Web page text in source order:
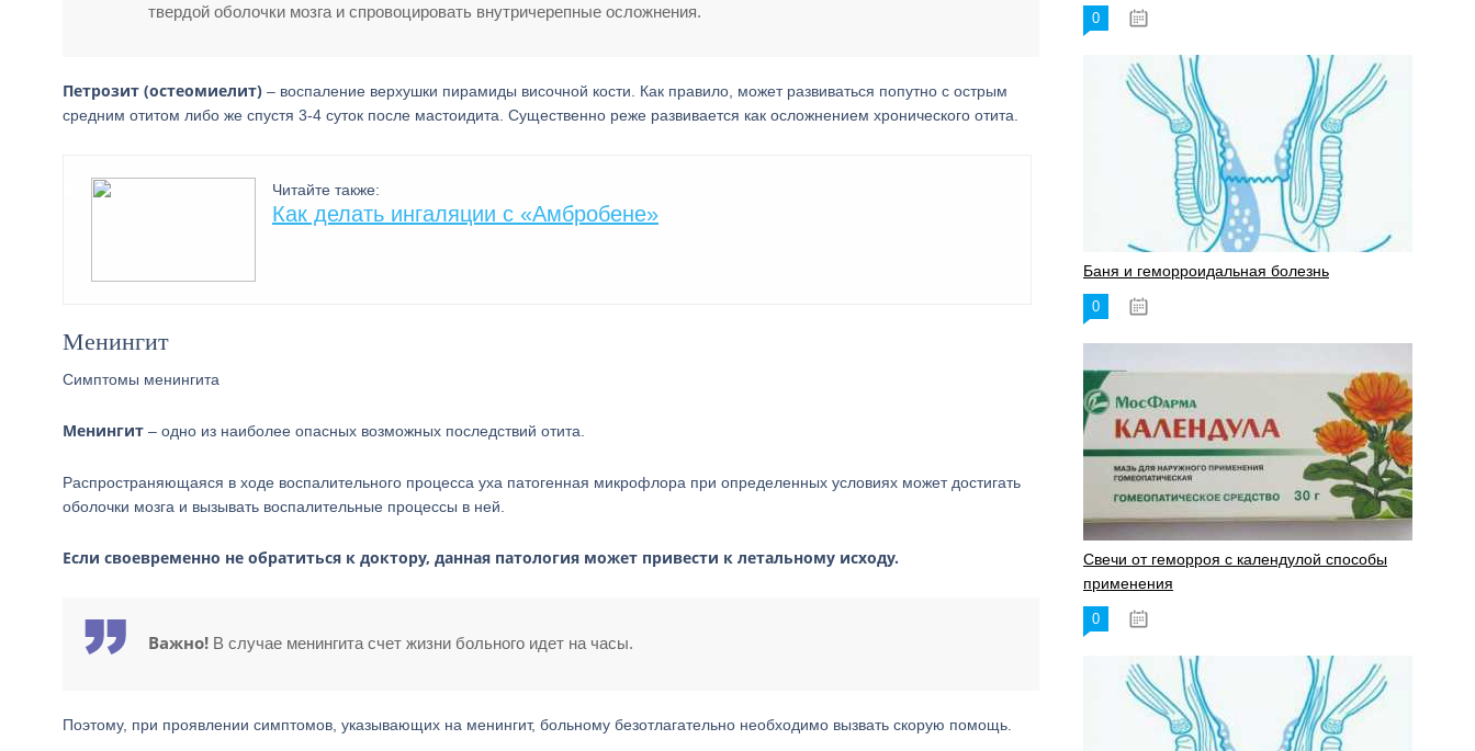
твердой оболочки мозга и спровоцировать внутричерепные осложнения.
Петрозит (остеомиелит) – воспаление верхушки пирамиды височной кости. Как правило, может развиваться попутно с острым
средним отитом либо же спустя 3-4 суток после мастоидита. Существенно реже развивается как осложнением хронического отита.
Читайте также:
Как делать ингаляции с «Амбробене»
Менингит
Симптомы менингита
Менингит – одно из наиболее опасных возможных последствий отита.
Распространяющаяся в ходе воспалительного процесса уха патогенная микрофлора при определенных условиях может достигать
оболочки мозга и вызывать воспалительные процессы в ней.
Если своевременно не обратиться к доктору, данная патология может привести к летальному исходу.
Важно! В случае менингита счет жизни больного идет на часы.
Поэтому, при проявлении симптомов, указывающих на менингит, больному безотлагательно необходимо вызвать скорую помощь.
0
Баня и геморроидальная болезнь
0
Свечи от геморроя с календулой способы
применения
0